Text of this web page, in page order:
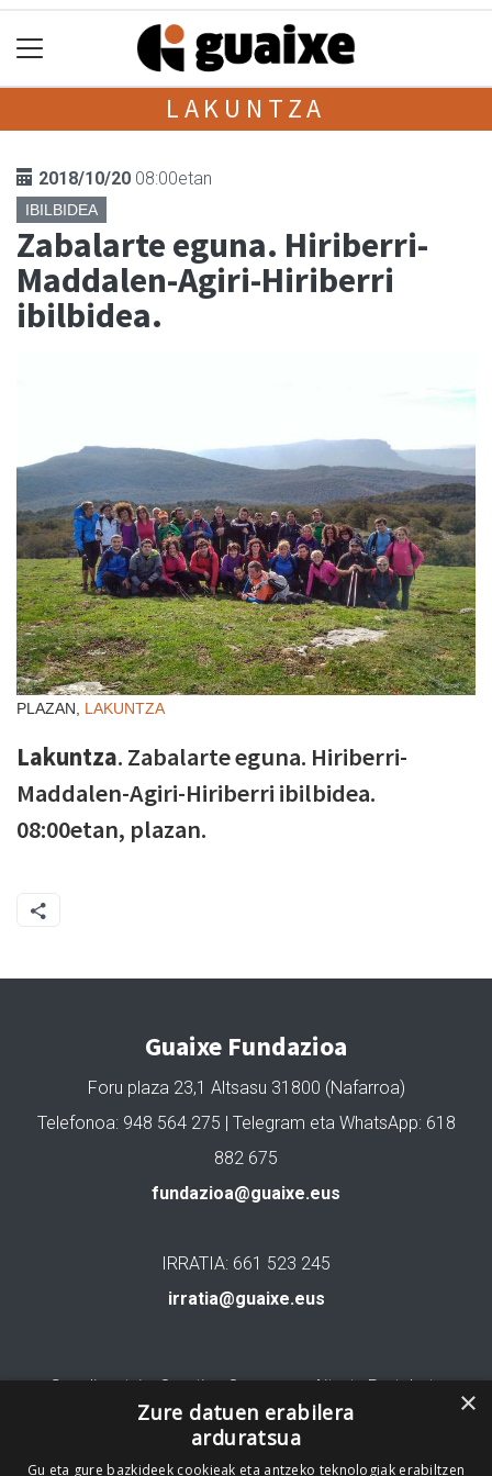
LAKUNTZA
2018/10/20 08:00etan
IBILBIDEA
Zabalarte eguna. Hiriberri-
Maddalen-Agiri-Hiriberri
ibilbidea.
PLAZAN, LAKUNTZA
Lakuntza. Zabalarte eguna. Hiriberri-
Maddalen-Agiri-Hiriberri ibilbidea.
08:00etan, plazan.
Guaixe Fundazioa
Foru plaza 23,1 Altsasu 31800 (Nafarroa)
Telefonoa: 948 564 275 | Telegram eta WhatsApp: 618
882 675
fundazioa@guaixe.eus
IRRATIA: 661 523 245
irratia@guaixe.eus
Gure lizentzia: Creative Commons Aitortu Partekatu
Codesyntaxek garatua
×
Zure datuen erabilera
arduratsua
Gu eta gure bazkideek cookieak eta antzeko teknologiak erabiltzen